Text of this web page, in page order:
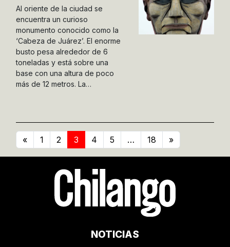
Al oriente de la ciudad se
encuentra un curioso
monumento conocido como la
‘Cabeza de Juárez’. El enorme
busto pesa alrededor de 6
toneladas y está sobre una
base con una altura de poco
más de 12 metros. La…
« 1 2 3 4 5 … 18 »
NOTICIAS